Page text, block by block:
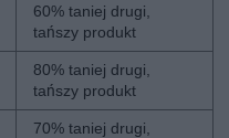
60% taniej drugi,
tańszy produkt
80% taniej drugi,
tańszy produkt
70% taniej drugi,